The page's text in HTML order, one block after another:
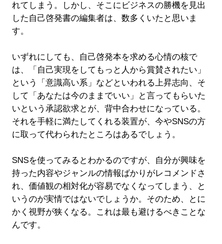
れてしまう。しかし、そこにビジネスの勝機を見出
した自己啓発書の編集者は、数多くいたと思いま
す。
いずれにしても、自己啓発本を求める心情の核で
は、「自己実現をしてもっと人から賞賛されたい」
という「意識高い系」などといわれる上昇志向、そ
して「あなたは今のままでいい」と言ってもらいた
いという承認欲求とが、背中合わせになっている。
それを手軽に満たしてくれる装置が、今やSNSの方
に取って代わられたところはあるでしょう。
SNSを使ってみるとわかるのですが、自分が興味を
持った内容やジャンルの情報ばかりがレコメンドさ
れ、価値観の相対化が容易でなくなってしまう、と
いうのが実情ではないでしょうか。そのため、とに
かく視野が狭くなる。これは最も避けるべきことな
んです。